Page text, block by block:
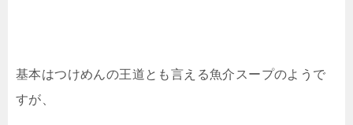
基本はつけめんの王道とも言える魚介スープのようで
すが、